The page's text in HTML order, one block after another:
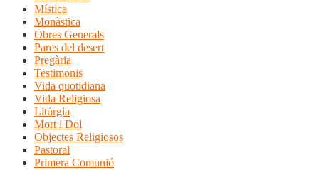
Mística
Monàstica
Obres Generals
Pares del desert
Pregària
Testimonis
Vida quotidiana
Vida Religiosa
Litúrgia
Mort i Dol
Objectes Religiosos
Pastoral
Primera Comunió